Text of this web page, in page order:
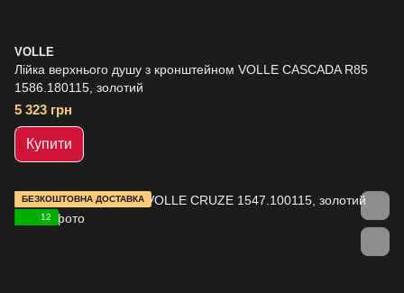
VOLLE
Лійка верхнього душу з кронштейном VOLLE CASCADA R85
1586.180115, золотий
5 323 грн
Купити
БЕЗКОШТОВНА ДОСТАВКА
12